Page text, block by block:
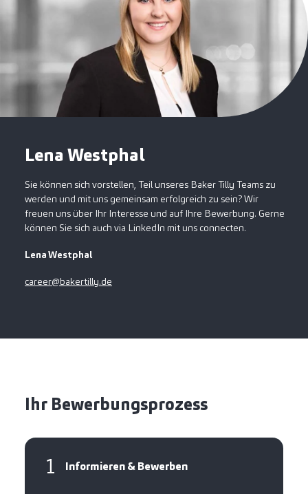
Lena Westphal
Sie können sich vorstellen, Teil unseres Baker Tilly Teams zu
werden und mit uns gemeinsam erfolgreich zu sein? Wir
freuen uns über Ihr Interesse und auf Ihre Bewerbung. Gerne
können Sie sich auch via LinkedIn mit uns connecten.
Lena Westphal
career@bakertilly.de
Ihr Bewerbungsprozess
1 Informieren & Bewerben